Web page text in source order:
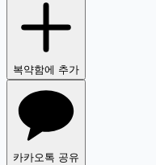
복약함에 추가
카카오톡 공유